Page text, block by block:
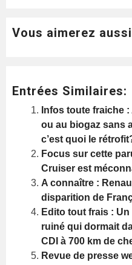
Vous aimerez aussi
Entrées Similaires:
Infos toute fraiche
ou au biogaz sans
c’est quoi le
Focus sur cette
Cruiser est
A connaître :
disparition de
Edito tout frais :
ruiné qui dormait
CDI à 700 km de
Revue de presse